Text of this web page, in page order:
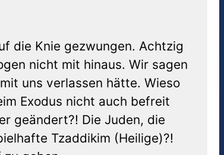
die Knie gezwungen. Achtzig
nicht mit hinaus. Wir sagen
uns verlassen hätte. Wieso
Exodus nicht auch befreit
geändert?! Die Juden, die
Tzaddikim (Heilige)?!